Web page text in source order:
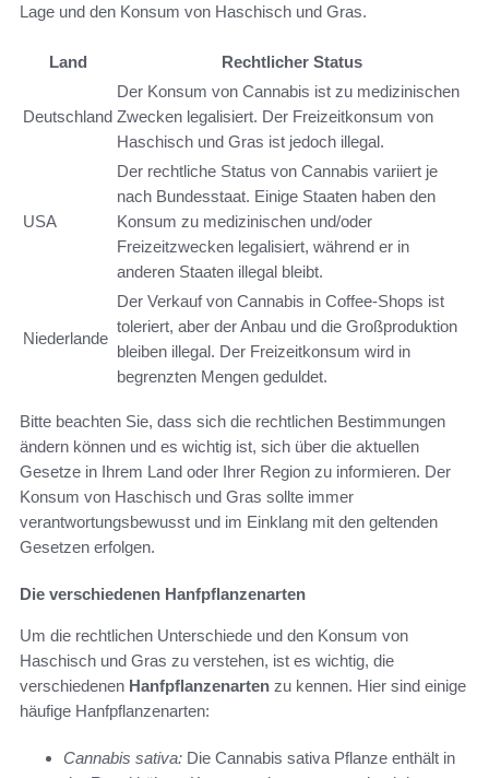
Lage und den Konsum von Haschisch und Gras.
Land Rechtlicher Status
Deutschland
Der Konsum von Cannabis ist zu medizinischen
Zwecken legalisiert. Der Freizeitkonsum von
Haschisch und Gras ist jedoch illegal.
USA
Der rechtliche Status von Cannabis variiert je
nach Bundesstaat. Einige Staaten haben den
Konsum zu medizinischen und/oder
Freizeitzwecken legalisiert, während er in
anderen Staaten illegal bleibt.
Niederlande
Der Verkauf von Cannabis in Coffee-Shops ist
toleriert, aber der Anbau und die Großproduktion
bleiben illegal. Der Freizeitkonsum wird in
begrenzten Mengen geduldet.
Bitte beachten Sie, dass sich die rechtlichen Bestimmungen
ändern können und es wichtig ist, sich über die aktuellen
Gesetze in Ihrem Land oder Ihrer Region zu informieren. Der
Konsum von Haschisch und Gras sollte immer
verantwortungsbewusst und im Einklang mit den geltenden
Gesetzen erfolgen.
Die verschiedenen Hanfpflanzenarten
Um die rechtlichen Unterschiede und den Konsum von
Haschisch und Gras zu verstehen, ist es wichtig, die
verschiedenen Hanfpflanzenarten zu kennen. Hier sind einige
häufige Hanfpflanzenarten:
Cannabis sativa: Die Cannabis sativa Pflanze enthält in